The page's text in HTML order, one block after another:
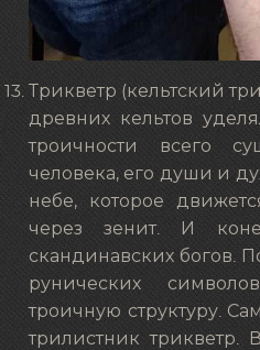
Трикветр (кельтский
древних кельтов
троичности всего
человека, его души и
небе, которое
через зенит. И
скандинавских богов.
рунических
троичную структуру.
трилистник